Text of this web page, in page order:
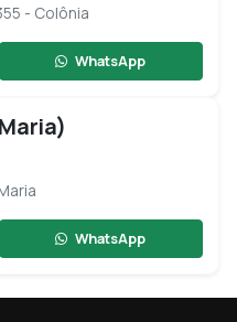
- Colônia
WhatsApp
WhatsApp